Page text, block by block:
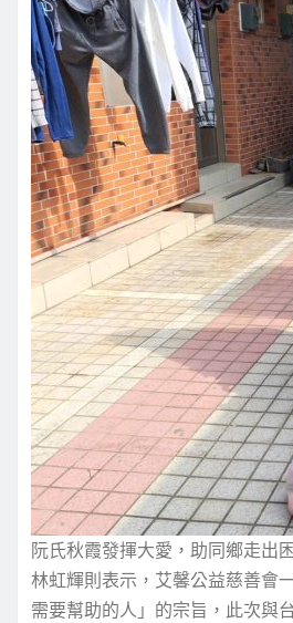
阮氏秋霞發揮大愛，助同鄉走出
林虹輝則表示，艾馨公益慈善會
需要幫助的人」的宗旨，此次與